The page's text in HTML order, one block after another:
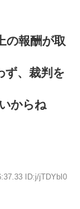
の報酬が取
ず、裁判を
からね
ID:j/jTDYbI0